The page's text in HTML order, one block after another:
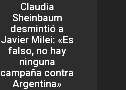
Claudia
Sheinbaum
desmintió a
Javier Milei: «Es
falso, no hay
ninguna
campaña contra
Argentina»